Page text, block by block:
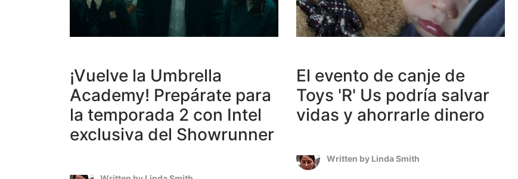
¡Vuelve la Umbrella
Academy! Prepárate para
la temporada 2 con Intel
exclusiva del Showrunner
El evento de canje de
Toys 'R' Us podría salvar
vidas y ahorrarle dinero
Written by Linda Smith